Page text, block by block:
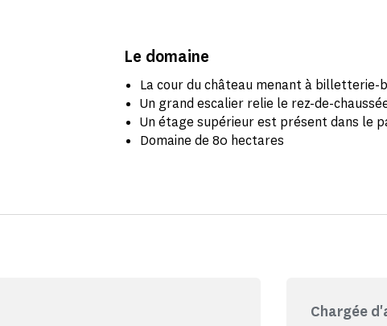
Le domaine
La cour du château menant à
Un grand escalier relie le rez-de-
Un étage supérieur est présent dans le
Domaine de 80 hectares
Chargée